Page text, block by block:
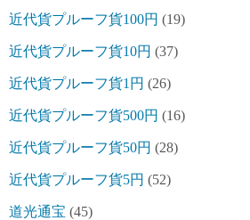
近代貨プルーフ貨100円 (19)
近代貨プルーフ貨10円 (37)
近代貨プルーフ貨1円 (26)
近代貨プルーフ貨500円 (16)
近代貨プルーフ貨50円 (28)
近代貨プルーフ貨5円 (52)
道光通宝 (45)